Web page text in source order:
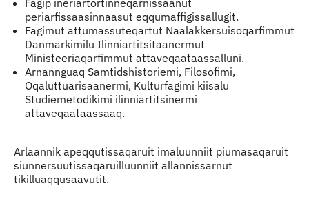
Fagip ineriartortinneqarnissaanut
periarfissaasinnaasut eqqumaffigissallugit.
Fagimut attumassuteqartut Naalakkersuisoqarfimmut
Danmarkimilu Ilinniartitsitaanermut
Ministeeriaqarfimmut attaveqaataassalluni.
Arnannguaq Samtidshistoriemi, Filosofimi,
Oqaluttuarisaanermi, Kulturfagimi kiisalu
Studiemetodikimi ilinniartitsinermi
attaveqaataassaaq.
Arlaannik apeqqutissaqaruit imaluunniit piumasaqaruit
siunnersuutissaqaruilluunniit allannissarnut
tikilluaqqusaavutit.